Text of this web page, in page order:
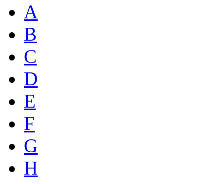
A
B
C
D
E
F
G
H